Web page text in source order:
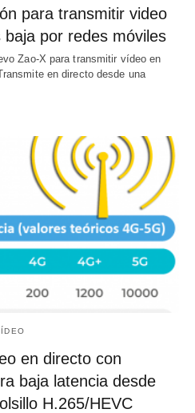
para transmitir video
por redes móviles
Zao-X para transmitir vídeo en
en directo desde una
en directo con
baja latencia desde
H.265/HEVC